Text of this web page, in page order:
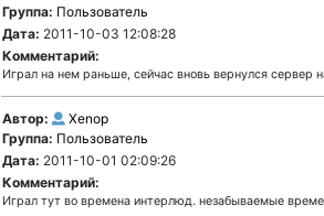
Группа: Пользователь
Дата: 2011-10-03 12:08:28
Комментарий:
Играл на нем раньше, сейчас вновь вернулся сервер
Автор:
Xenop
Группа: Пользователь
Дата: 2011-10-01 02:09:26
Комментарий:
Играл тут во времена интерлюд. незабываемые